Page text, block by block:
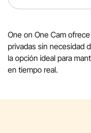
One on One Cam
privadas sin necesidad
la opción ideal para
en tiempo real.